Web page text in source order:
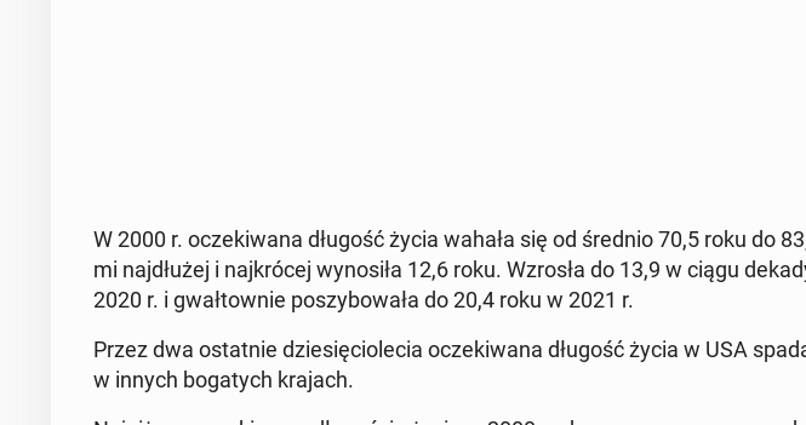
W 2000 r. ocze­ki­wa­na długość życia wahała się od średnio 70,5 roku do
mi naj­dłu­żej i naj­kró­cej wy­no­si­ła 12,6 roku. Wzrosła do 13,9 w ciągu
2020 r. i gwał­tow­nie po­szy­bo­wa­ła do 20,4 roku w 2021 r.
Przez dwa ostat­nie dzie­się­cio­le­cia ocze­ki­wa­na długość życia w USA
w innych bo­ga­tych krajach.